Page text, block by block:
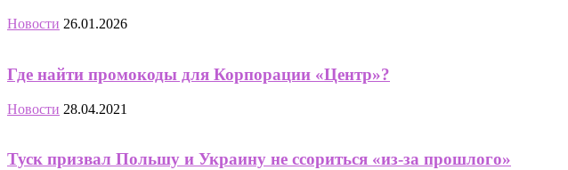
Новости 26.01.2026
Где найти промокоды для Корпорации «Центр»?
Новости 28.04.2021
Туск призвал Польшу и Украину не ссориться «из-за прошлого»